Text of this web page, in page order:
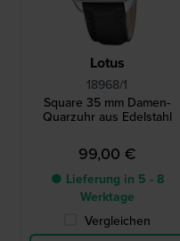
Lotus
18968/1
Square 35 mm Damen-
Quarzuhr aus Edelstahl
99,00 €
● Lieferung in 5 - 8
Werktage
Vergleichen